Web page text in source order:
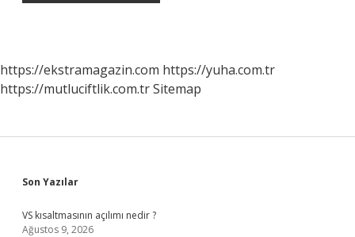
https://ekstramagazin.com https://yuha.com.tr
https://mutluciftlik.com.trSitemap
Sidebar
Son Yazılar
VS kısaltmasının açılımı nedir ?
Ağustos 9, 2026